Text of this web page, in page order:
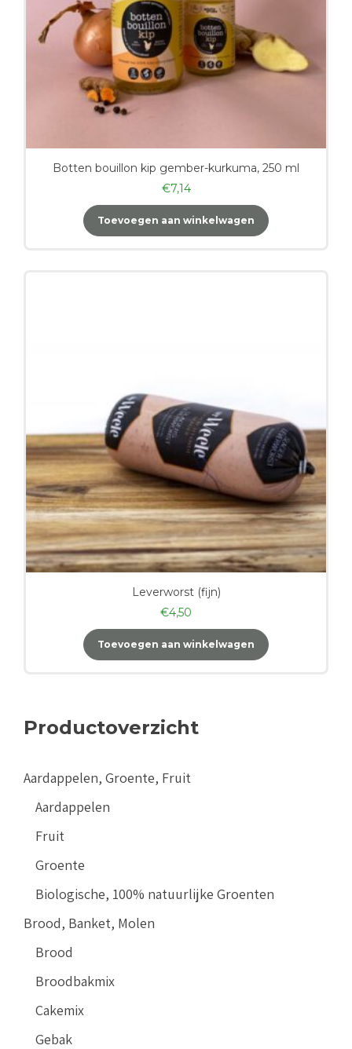
Botten bouillon kip gember-kurkuma, 250 ml
€7,14
Toevoegen aan winkelwagen
Leverworst (fijn)
€4,50
Toevoegen aan winkelwagen
Productoverzicht
Aardappelen, Groente, Fruit
Aardappelen
Fruit
Groente
Biologische, 100% natuurlijke Groenten
Brood, Banket, Molen
Brood
Broodbakmix
Cakemix
Gebak